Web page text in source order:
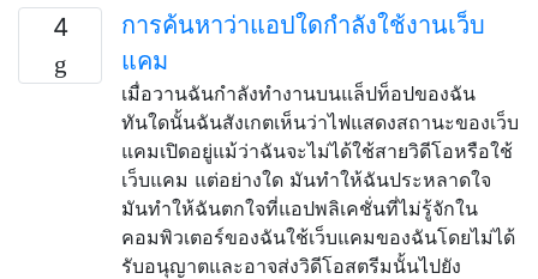
4
การค้นหาว่าแอปใดกำลังใช้งานเว็บ
แคม
เมื่อวานฉันกำลังทำงานบนแล็ปท็อปของฉัน
ทันใดนั้นฉันสังเกตเห็นว่าไฟแสดงสถานะของเว็บ
แคมเปิดอยู่แม้ว่าฉันจะไม่ได้ใช้สายวิดีโอหรือใช้
เว็บแคม แต่อย่างใด มันทำให้ฉันประหลาดใจ
มันทำให้ฉันตกใจที่แอปพลิเคชั่นที่ไม่รู้จักใน
คอมพิวเตอร์ของฉันใช้เว็บแคมของฉันโดยไม่ได้
รับอนุญาตและอาจส่งวิดีโอสตรีมนั้นไปยัง